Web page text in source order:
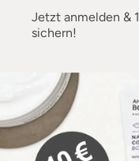
Jetzt anmelden &
sichern!